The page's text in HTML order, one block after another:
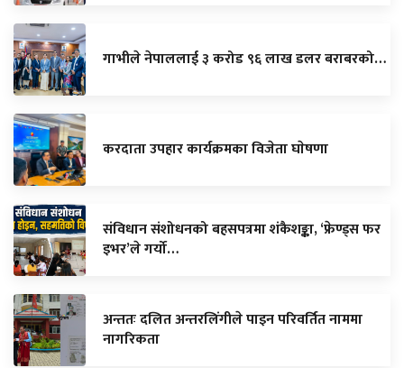
गाभीले नेपाललाई ३ करोड ९६ लाख डलर बराबरको…
करदाता उपहार कार्यक्रमका विजेता घाेषणा
संविधान संशोधनको बहसपत्रमा शंकैशङ्का, ‘फ्रेण्ड्स फर
इभर’ले गर्यो…
अन्ततः दलित अन्तरलिंगीले पाइन परिवर्तित नाममा
नागरिकता